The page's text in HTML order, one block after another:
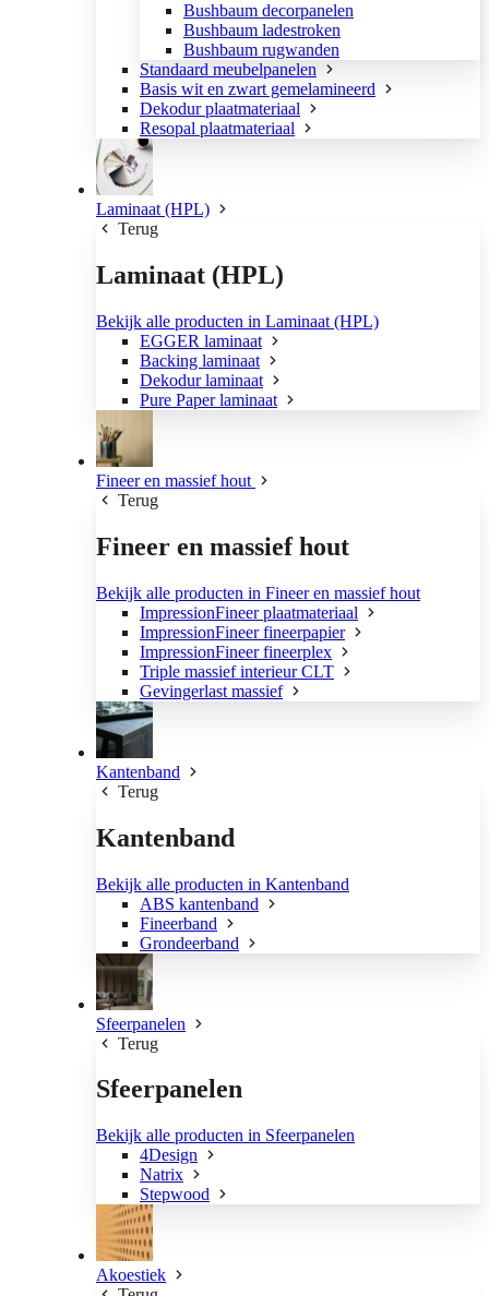
Bushbaum decorpanelen
Bushbaum ladestroken
Bushbaum rugwanden
Standaard meubelpanelen
Basis wit en zwart gemelamineerd
Dekodur plaatmateriaal
Resopal plaatmateriaal
Laminaat (HPL)
Terug
Laminaat (HPL)
Bekijk alle producten in Laminaat (HPL)
EGGER laminaat
Backing laminaat
Dekodur laminaat
Pure Paper laminaat
Fineer en massief hout
Terug
Fineer en massief hout
Bekijk alle producten in Fineer en massief hout
ImpressionFineer plaatmateriaal
ImpressionFineer fineerpapier
ImpressionFineer fineerplex
Triple massief interieur CLT
Gevingerlast massief
Kantenband
Terug
Kantenband
Bekijk alle producten in Kantenband
ABS kantenband
Fineerband
Grondeerband
Sfeerpanelen
Terug
Sfeerpanelen
Bekijk alle producten in Sfeerpanelen
4Design
Natrix
Stepwood
Akoestiek